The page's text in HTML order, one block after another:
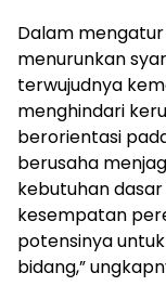
Dalam
menurunkan
terwujudnya
menghindari
berorientasi
berusaha
kebutuhan
kesempatan
potensinya
bidang,”